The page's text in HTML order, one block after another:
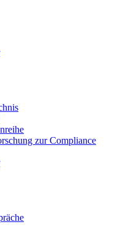
zur Compliance